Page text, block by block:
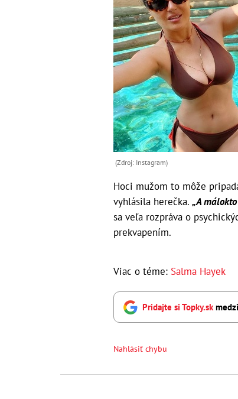
(Zdroj: Instagram)
Hoci mužom to môže
vyhlásila herečka. „A
sa veľa rozpráva o
prekvapením.
Viac o téme: Salma Hayek
Pridajte si Topky.skmedzi
Nahlásiť chybu